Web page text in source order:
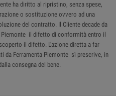
ha diritto al ripristino, senza spese,
o sostituzione ovvero ad una
del contratto. Il Cliente decade da
il difetto di conformità entro il
il difetto. L'azione diretta a far
da Ferramenta Piemonte sì prescrive, in
consegna del bene.